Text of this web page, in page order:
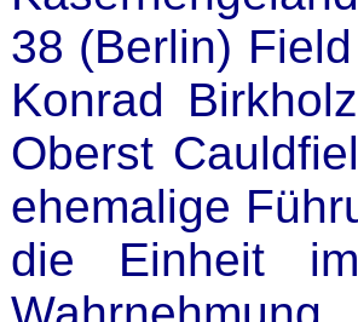
38 (Berlin)
Konrad
Oberst
ehemalige
die Einheit